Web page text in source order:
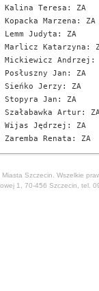
Kalina Teresa: ZA
Kopacka Marzena: ZA
Lemm Judyta: ZA
Marlicz Katarzyna:
Mickiewicz Andrzej:
Posłuszny Jan: ZA
Sieńko Jerzy: ZA
Stopyra Jan: ZA
Szałabawka Artur:
Wijas Jędrzej: ZA
Zaremba Renata: ZA
Miasta Szczecin. Wszelkie
1, 70-456 Szczecin, tel.